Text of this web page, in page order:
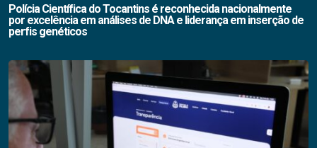
Polícia Científica do Tocantins é reconhecida nacionalmente
por excelência em análises de DNA e liderança em inserção de
perfis genéticos